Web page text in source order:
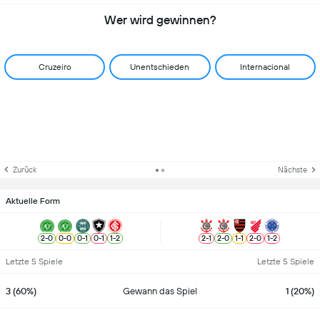
Wer wird gewinnen?
Cruzeiro Unentschieden Internacional
Zurück Nächste
Aktuelle Form
2-0 0-0 0-1 0-1 1-2 2-1 2-0 1-1 2-0 1-2
Letzte 5 Spiele Letzte 5 Spiele
3 (60%) Gewann das Spiel 1 (20%)